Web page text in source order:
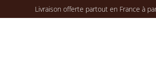
Livraison offerte partout en France à